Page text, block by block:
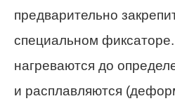
предварительно
специальном
нагреваются до
и расплавляются